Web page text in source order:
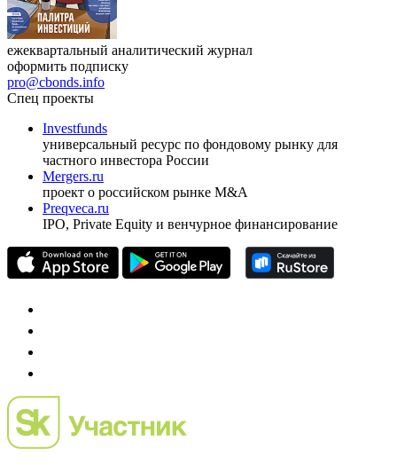
ежеквартальный аналитический журнал
оформить подписку
pro@cbonds.info
Спец проекты
Investfunds
универсальный ресурс по фондовому рынку для
частного инвестора России
Mergers.ru
проект о российском рынке M&A
Preqveca.ru
IPO, Private Equity и венчурное финансирование